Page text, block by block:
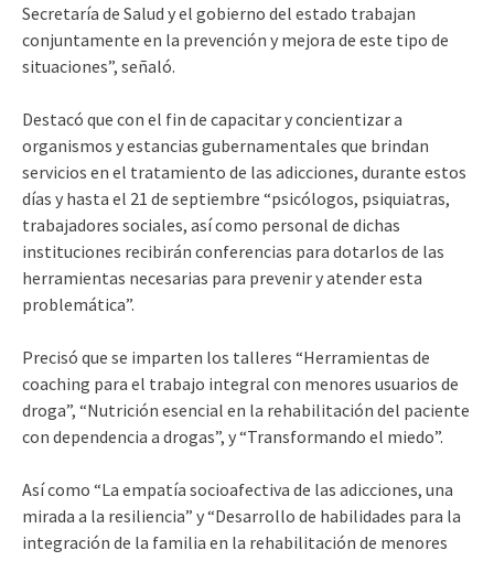
Secretaría de Salud y el gobierno del estado trabajan
conjuntamente en la prevención y mejora de este tipo de
situaciones”, señaló.
Destacó que con el fin de capacitar y concientizar a
organismos y estancias gubernamentales que brindan
servicios en el tratamiento de las adicciones, durante estos
días y hasta el 21 de septiembre “psicólogos, psiquiatras,
trabajadores sociales, así como personal de dichas
instituciones recibirán conferencias para dotarlos de las
herramientas necesarias para prevenir y atender esta
problemática”.
Precisó que se imparten los talleres “Herramientas de
coaching para el trabajo integral con menores usuarios de
droga”, “Nutrición esencial en la rehabilitación del paciente
con dependencia a drogas”, y “Transformando el miedo”.
Así como “La empatía socioafectiva de las adicciones, una
mirada a la resiliencia” y “Desarrollo de habilidades para la
integración de la familia en la rehabilitación de menores